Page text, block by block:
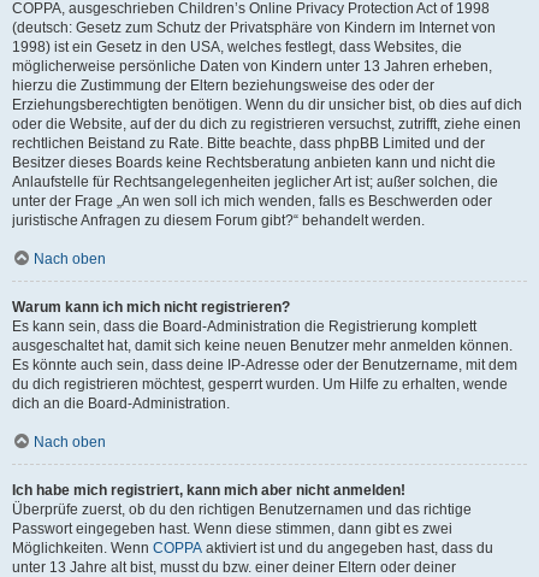
COPPA, ausgeschrieben Children’s Online Privacy Protection Act of 1998
(deutsch: Gesetz zum Schutz der Privatsphäre von Kindern im Internet von
1998) ist ein Gesetz in den USA, welches festlegt, dass Websites, die
möglicherweise persönliche Daten von Kindern unter 13 Jahren erheben,
hierzu die Zustimmung der Eltern beziehungsweise des oder der
Erziehungsberechtigten benötigen. Wenn du dir unsicher bist, ob dies auf dich
oder die Website, auf der du dich zu registrieren versuchst, zutrifft, ziehe einen
rechtlichen Beistand zu Rate. Bitte beachte, dass phpBB Limited und der
Besitzer dieses Boards keine Rechtsberatung anbieten kann und nicht die
Anlaufstelle für Rechtsangelegenheiten jeglicher Art ist; außer solchen, die
unter der Frage „An wen soll ich mich wenden, falls es Beschwerden oder
juristische Anfragen zu diesem Forum gibt?“ behandelt werden.
Nach oben
Warum kann ich mich nicht registrieren?
Es kann sein, dass die Board-Administration die Registrierung komplett
ausgeschaltet hat, damit sich keine neuen Benutzer mehr anmelden können.
Es könnte auch sein, dass deine IP-Adresse oder der Benutzername, mit dem
du dich registrieren möchtest, gesperrt wurden. Um Hilfe zu erhalten, wende
dich an die Board-Administration.
Nach oben
Ich habe mich registriert, kann mich aber nicht anmelden!
Überprüfe zuerst, ob du den richtigen Benutzernamen und das richtige
Passwort eingegeben hast. Wenn diese stimmen, dann gibt es zwei
Möglichkeiten. Wenn COPPA aktiviert ist und du angegeben hast, dass du
unter 13 Jahre alt bist, musst du bzw. einer deiner Eltern oder deiner